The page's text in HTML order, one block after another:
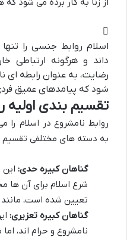
از زنا به کار برده می شود
اسلام روابط جنسی را
داند و هرگونه ارتباطی
رضایت، به عنوان رابطه ای
شود که پیامدهای عمیق
تقسیم بندی اولیه
روابط نامشروع در اسلام
به دسته های مختلفی تقسیم
گناهان کبیره حدی:
شرع اسلام برای آن
تعیین شده است، مانند
گناهان کبیره تعزیری:
نامشروع و حرام اند،